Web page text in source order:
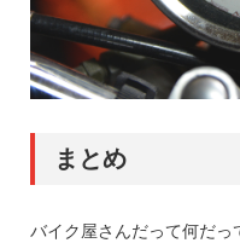
まとめ
バイク屋さんだって何だっ